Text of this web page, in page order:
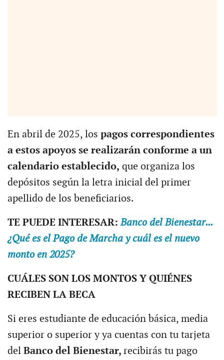
En abril de 2025, los pagos correspondientes
a estos apoyos se realizarán conforme a un
calendario establecido, que organiza los
depósitos según la letra inicial del primer
apellido de los beneficiarios.
TE PUEDE INTERESAR:Banco del Bienestar...
¿Qué es el Pago de Marcha y cuál es el nuevo
monto en 2025?
CUÁLES SON LOS MONTOS Y QUIÉNES
RECIBEN LA BECA
Si eres estudiante de educación básica, media
superior o superior y ya cuentas con tu tarjeta
del Banco del Bienestar, recibirás tu pago